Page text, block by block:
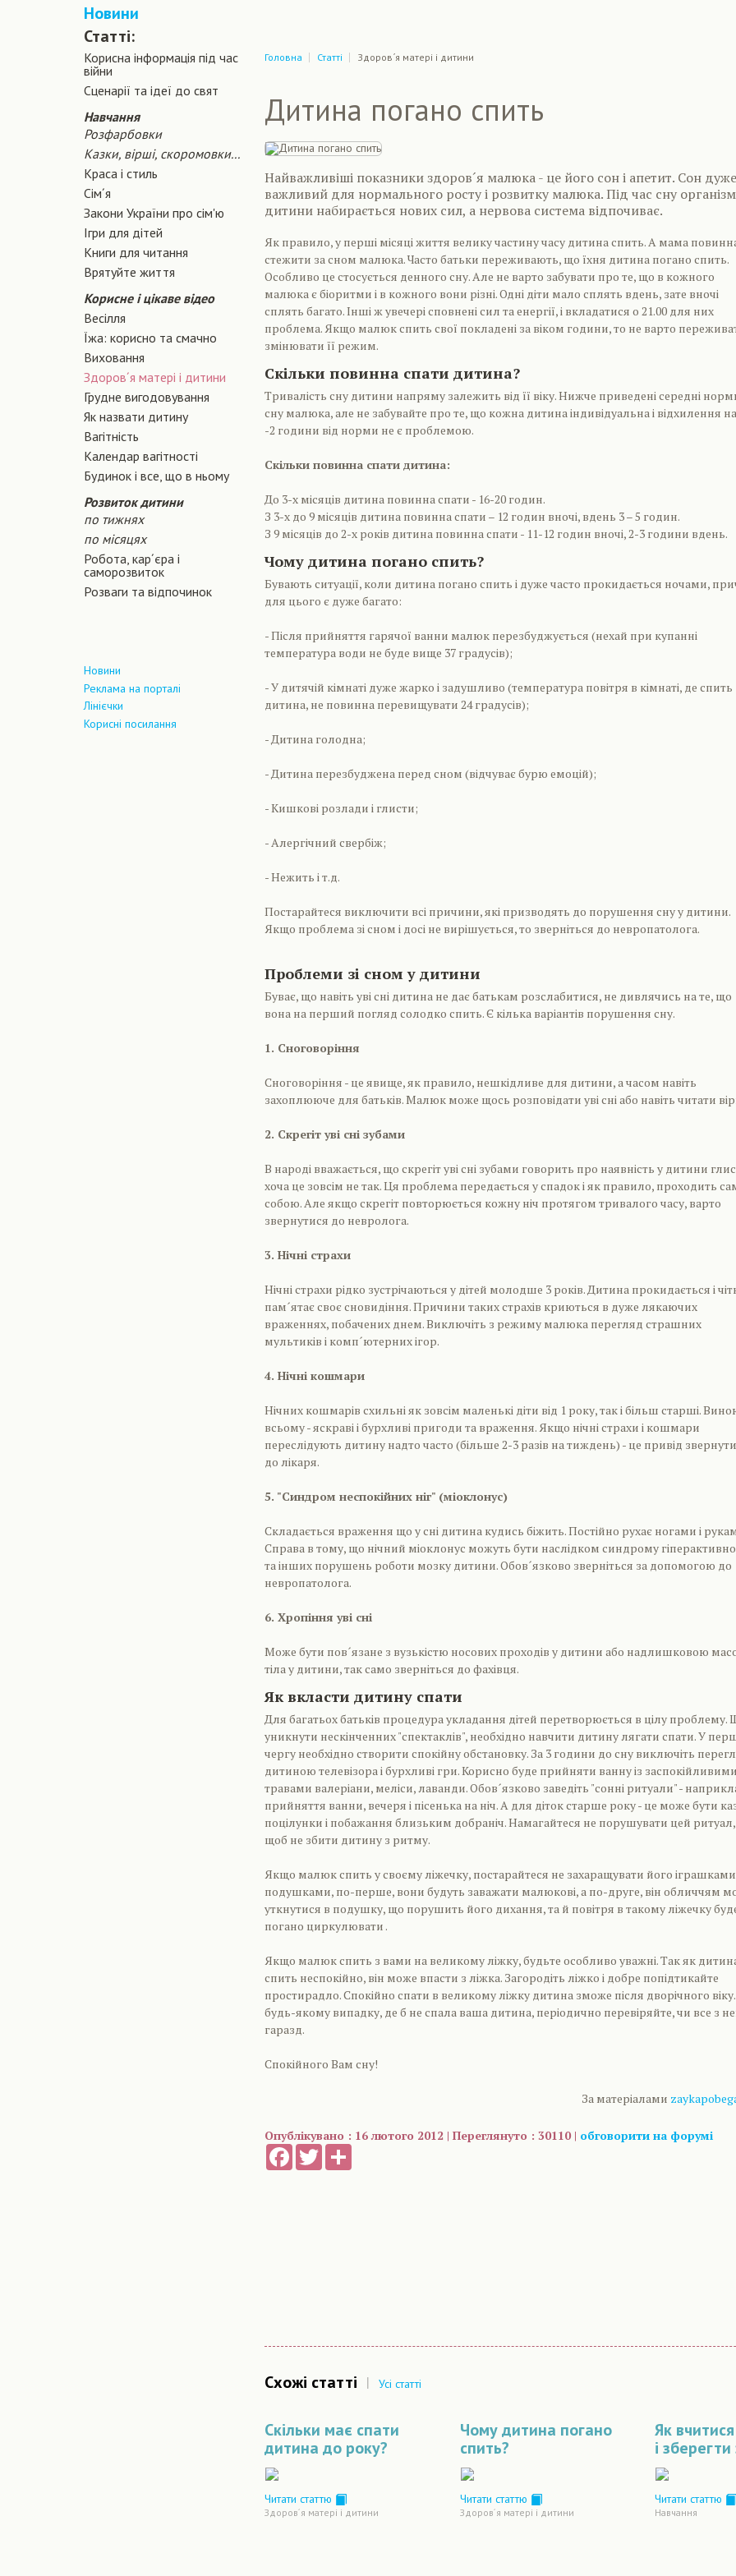
Новини
Статті:
Корисна інформація під час
війни
Сценарiї та iдеї до свят
Навчання
Розфарбовки
Казки, вірші, скоромовки...
Краса і стиль
Сiм´я
Закони України про сiм'ю
Ігри для дітей
Книги для читання
Врятуйте життя
Корисне і цікаве відео
Весілля
Їжа: корисно та смачно
Виховання
Здоров´я матері і дитини
Грудне вигодовування
Як назвати дитину
Вагiтнiсть
Календар вагітності
Будинок і все, що в ньому
Розвиток дитини
по тижнях
по місяцях
Робота, кар´єра і
саморозвиток
Розваги та відпочинок
Новини
Реклама на порталі
Лінієчки
Корисні посилання
Головна Статті Здоров´я матері і дитини
Дитина погано спить
Найважливіші показники здоров´я малюка - це його сон і апетит. Сон дуже
важливий для нормального росту і розвитку малюка. Під час сну організм
дитини набирається нових сил, а нервова система відпочиває.
Як правило, у перші місяці життя велику частину часу дитина спить. А мама
стежити за сном малюка. Часто батьки переживають, що їхня дитина погано спить.
Особливо це стосується денного сну. Але не варто забувати про те, що в кожного
малюка є біоритми і в кожного вони різні. Одні діти мало сплять вдень, зате вночі
сплять багато. Інші ж увечері сповнені сил та енергії, і вкладатися о 21.00 для них
проблема. Якщо малюк спить свої покладені за віком години, то не варто
змінювати її режим.
Скільки повинна спати дитина?
Тривалість сну дитини напряму залежить від її віку. Нижче приведені середні
сну малюка, але не забувайте про те, що кожна дитина індивідуальна і відхилення
-2 години від норми не є проблемою.
Скільки повинна спати дитина:
До 3-х місяців дитина повинна спати - 16-20 годин.
З 3-х до 9 місяців дитина повинна спати – 12 годин вночі, вдень 3 – 5 годин.
З 9 місяців до 2-х років дитина повинна спати - 11-12 годин вночі, 2-3 години вдень.
Чому дитина погано спить?
Бувають ситуації, коли дитина погано спить і дуже часто прокидається ночами,
для цього є дуже багато:
- Після прийняття гарячої ванни малюк перезбуджується (нехай при купанні
температура води не буде вище 37 градусів);
- У дитячій кімнаті дуже жарко і задушливо (температура повітря в кімнаті, де спить
дитина, не повинна перевищувати 24 градусів);
- Дитина голодна;
- Дитина перезбуджена перед сном (відчуває бурю емоцій);
- Кишкові розлади і глисти;
- Алергічний свербіж;
- Нежить і т.д.
Постарайтеся виключити всі причини, які призводять до порушення сну у дитини.
Якщо проблема зі сном і досі не вирішується, то зверніться до невропатолога.
Проблеми зі сном у дитини
Буває, що навіть уві сні дитина не дає батькам розслабитися, не дивлячись на те, що
вона на перший погляд солодко спить. Є кілька варіантів порушення сну.
1. Сноговоріння
Сноговоріння - це явище, як правило, нешкідливе для дитини, а часом навіть
захоплююче для батьків. Малюк може щось розповідати уві сні або навіть читати
2. Скрегіт уві сні зубами
В народі вважається, що скрегіт уві сні зубами говорить про наявність у дитини
хоча це зовсім не так. Ця проблема передається у спадок і як правило, проходить
собою. Але якщо скрегіт повторюється кожну ніч протягом тривалого часу, варто
звернутися до невролога.
3. Нічні страхи
Нічні страхи рідко зустрічаються у дітей молодше 3 років. Дитина прокидається і
пам´ятає своє сновидіння. Причини таких страхів криються в дуже лякаючих
враженнях, побачених днем. Виключіть з режиму малюка перегляд страшних
мультиків і комп´ютерних ігор.
4. Нічні кошмари
Нічних кошмарів схильні як зовсім маленькі діти від 1 року, так і більш старші.
всьому - яскраві і бурхливі пригоди та враження. Якщо нічні страхи і кошмари
переслідують дитину надто часто (більше 2-3 разів на тиждень) - це привід
до лікаря.
5. "Синдром неспокійних ніг" (міоклонус)
Складається враження що у сні дитина кудись біжить. Постійно рухає ногами і
Справа в тому, що нічний міоклонус можуть бути наслідком синдрому
та інших порушень роботи мозку дитини. Обов´язково зверніться за допомогою до
невропатолога.
6. Хропіння уві сні
Може бути пов´язане з вузькістю носових проходів у дитини або надлишковою
тіла у дитини, так само зверніться до фахівця.
Як вкласти дитину спати
Для багатьох батьків процедура укладання дітей перетворюється в цілу проблему.
уникнути нескінченних "спектаклів", необхідно навчити дитину лягати спати. У
чергу необхідно створити спокійну обстановку. За 3 години до сну виключіть
дитиною телевізора і бурхливі гри. Корисно буде прийняти ванну із
травами валеріани, меліси, лаванди. Обов´язково заведіть "сонні ритуали" -
прийняття ванни, вечеря і пісенька на ніч. А для діток старше року - це може бути
поцілунки і побажання близьким добраніч. Намагайтеся не порушувати цей ритуал,
щоб не збити дитину з ритму.
Якщо малюк спить у своєму ліжечку, постарайтеся не захаращувати його
подушками, по-перше, вони будуть заважати малюкові, а по-друге, він обличчям
уткнутися в подушку, що порушить його дихання, та й повітря в такому ліжечку
погано циркулювати .
Якщо малюк спить з вами на великому ліжку, будьте особливо уважні. Так як
спить неспокійно, він може впасти з ліжка. Загородіть ліжко і добре попідтикайте
простирадло. Спокійно спати в великому ліжку дитина зможе після дворічного
будь-якому випадку, де б не спала ваша дитина, періодично перевіряйте, чи все з
гаразд.
Спокійного Вам сну!
За матеріалами
Опублікувано : 16 лютого 2012 | Переглянуто : 30110 | обговорити на форумі
FacebookTwitter
Схожі статті | Усі статті
Скільки має спати
дитина до року?
Читати статтю
Здоров´я матері і дитини
Чому дитина погано
спить?
Читати статтю
Здоров´я матері і дитини
Як
і
Читати статтю
Навчання